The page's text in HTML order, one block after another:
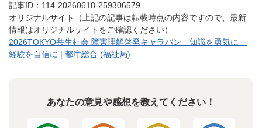
記事ID：114-20260618-259306579
オリジナルサイト（上記の記事は転載時点の内容ですので、最新
情報はオリジナルサイトをご確認ください）
2026TOKYO共生社会 障害理解啓発キャラバン 知識を勇気に、
経験を自信に | 都庁総合 (福祉局)
あなたの意見や感想を教えてください！